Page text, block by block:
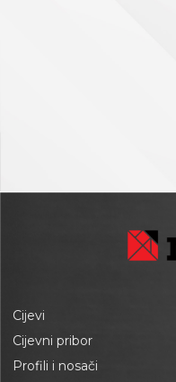
Cijevi
Cijevni pribor
Profili i nosači